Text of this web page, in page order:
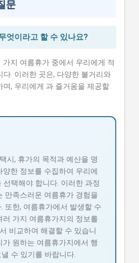
문
엇이라고 할 수 있나요?
가지 여름휴가 중에서 우리에게 적
다. 이러한 곳은, 다양한 볼거리와
며, 우리에게 과 즐거움을 제공할
시, 휴가의 목적과 예산을 명
양한 정보를 수집하여 우리에
선택해야 합니다. 이러한 과정
만족스러운 여름휴가 경험을
또한, 여름휴가에서 발생할 수
러 가지 여름휴가지의 정보를
비교하여 해결할 수 있습니
가 원하는 여름휴가지에서 행
수 있기를 바랍니다.